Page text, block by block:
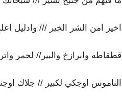
اخير امن الشر الخير /// وادليل
قطقاطه وابرازخ والبير// لحمر
الناموس اوجكي لكبير // جلاك